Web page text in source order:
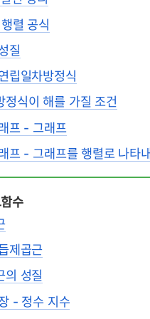
렬 공식
질
립일차방정식
정식이 해를 가질 조건
프 - 그래프
프 - 그래프를 행렬로 나타
수
제곱근
의 성질
- 정수 지수